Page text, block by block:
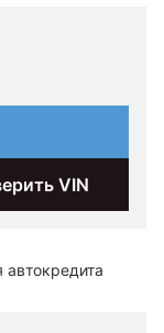
автокредита
VIN